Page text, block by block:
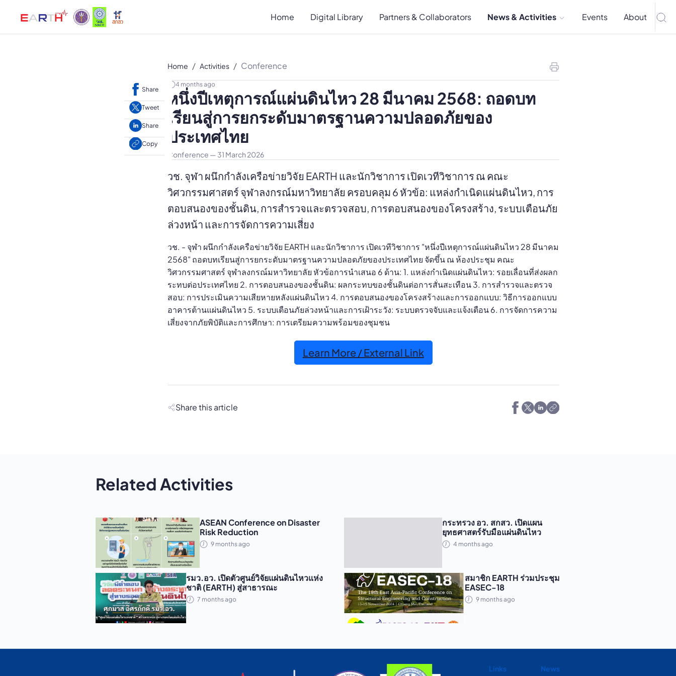
Home Digital Library Partners & Collaborators News & Activities Events About
Share
Tweet
Share
Copy
Home Activities Conference
4 months ago
หนึ่งปีเหตุการณ์แผ่นดินไหว 28 มีนาคม 2568: ถอดบท
เรียนสู่การยกระดับมาตรฐานความปลอดภัยของ
ประเทศไทย
Conference — 31 March 2026
วช. จุฬา ผนึกกำลังเครือข่ายวิจัย EARTH และนักวิชาการ เปิดเวทีวิชาการ ณ คณะ
วิศวกรรมศาสตร์ จุฬาลงกรณ์มหาวิทยาลัย ครอบคลุม 6 หัวข้อ: แหล่งกำเนิดแผ่นดินไหว, การ
ตอบสนองของชั้นดิน, การสำรวจและตรวจสอบ, การตอบสนองของโครงสร้าง, ระบบเตือนภัย
ล่วงหน้า และการจัดการความเสี่ยง
วช. - จุฬา ผนึกกำลังเครือข่ายวิจัย EARTH และนักวิชาการ เปิดเวทีวิชาการ "หนึ่งปีเหตุการณ์แผ่นดินไหว 28 มีนาคม
2568" ถอดบทเรียนสู่การยกระดับมาตรฐานความปลอดภัยของประเทศไทย จัดขึ้น ณ ห้องประชุม คณะ
วิศวกรรมศาสตร์ จุฬาลงกรณ์มหาวิทยาลัย หัวข้อการนำเสนอ 6 ด้าน: 1. แหล่งกำเนิดแผ่นดินไหว: รอยเลื่อนที่ส่งผลก
ระทบต่อประเทศไทย 2. การตอบสนองของชั้นดิน: ผลกระทบของชั้นดินต่อการสั่นสะเทือน 3. การสำรวจและตรวจ
สอบ: การประเมินความเสียหายหลังแผ่นดินไหว 4. การตอบสนองของโครงสร้างและการออกแบบ: วิธีการออกแบบ
อาคารต้านแผ่นดินไหว 5. ระบบเตือนภัยล่วงหน้าและการเฝ้าระวัง: ระบบตรวจจับและแจ้งเตือน 6. การจัดการความ
เสี่ยงจากภัยพิบัติและการศึกษา: การเตรียมความพร้อมของชุมชน
Learn More / External Link
Share this article
Related Activities
ASEAN Conference on Disaster
Risk Reduction
9 months ago
กระทรวง อว. สกสว. เปิดแผน
ยุทธศาสตร์รับมือแผ่นดินไหว
4 months ago
รมว.อว. เปิดตัวศูนย์วิจัยแผ่นดินไหวแห่ง
ชาติ (EARTH) สู่สาธารณะ
7 months ago
สมาชิก EARTH ร่วมประชุม
EASEC-18
9 months ago
Links News